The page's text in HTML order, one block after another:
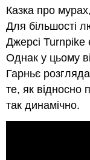
Казка про
Для більшості
Джерсі Turnpike
Однак у цьому
Гарньє
те, як відносно
так динамічно.